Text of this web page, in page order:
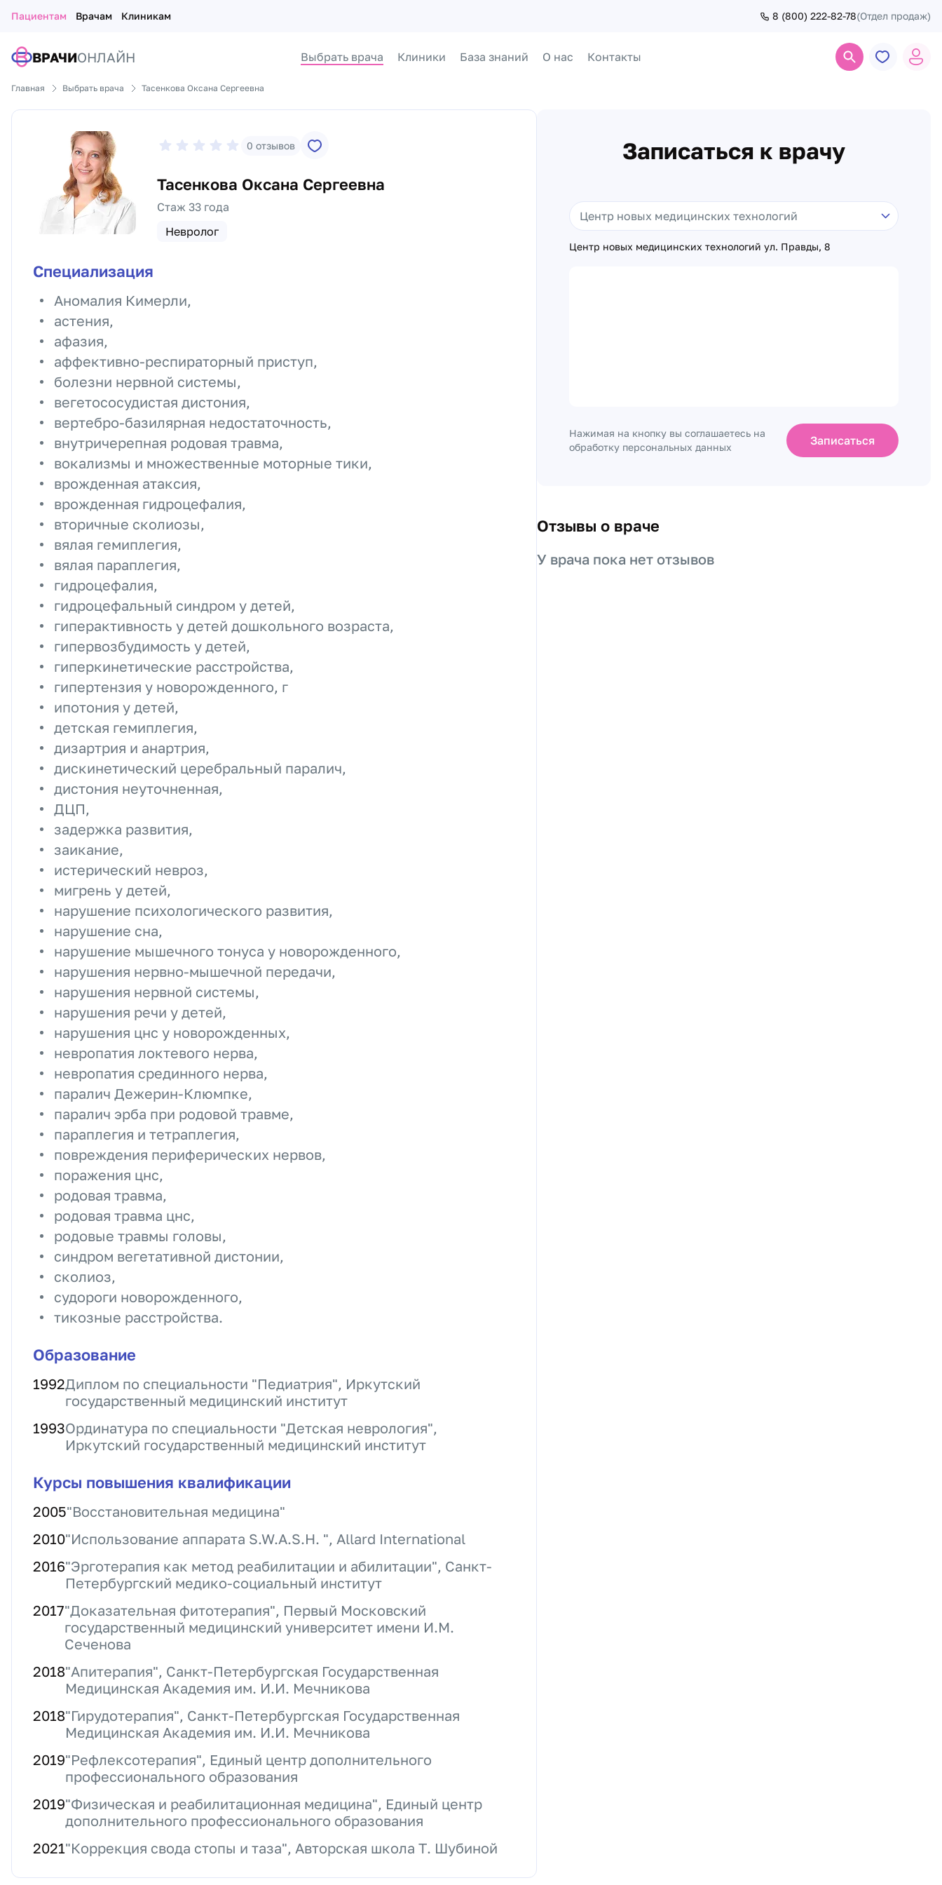
Пациентам Врачам Клиникам 8 (800) 222-82-78(Отдел продаж)
ВРАЧИОНЛАЙН Выбрать врача Клиники База знаний О нас Контакты
Главная Выбрать врача Тасенкова Оксана Сергеевна
0 отзывов
Тасенкова Оксана Сергеевна
Стаж 33 года
Невролог
Специализация
Аномалия Кимерли,
астения,
афазия,
аффективно-респираторный приступ,
болезни нервной системы,
вегетососудистая дистония,
вертебро-базилярная недостаточность,
внутричерепная родовая травма,
вокализмы и множественные моторные тики,
врожденная атаксия,
врожденная гидроцефалия,
вторичные сколиозы,
вялая гемиплегия,
вялая параплегия,
гидроцефалия,
гидроцефальный синдром у детей,
гиперактивность у детей дошкольного возраста,
гипервозбудимость у детей,
гиперкинетические расстройства,
гипертензия у новорожденного, г
ипотония у детей,
детская гемиплегия,
дизартрия и анартрия,
дискинетический церебральный паралич,
дистония неуточненная,
ДЦП,
задержка развития,
заикание,
истерический невроз,
мигрень у детей,
нарушение психологического развития,
нарушение сна,
нарушение мышечного тонуса у новорожденного,
нарушения нервно-мышечной передачи,
нарушения нервной системы,
нарушения речи у детей,
нарушения цнс у новорожденных,
невропатия локтевого нерва,
невропатия срединного нерва,
паралич Дежерин-Клюмпке,
паралич эрба при родовой травме,
параплегия и тетраплегия,
повреждения периферических нервов,
поражения цнс,
родовая травма,
родовая травма цнс,
родовые травмы головы,
синдром вегетативной дистонии,
сколиоз,
судороги новорожденного,
тикозные расстройства.
Образование
1992Диплом по специальности "Педиатрия", Иркутский
государственный медицинский институт
1993Ординатура по специальности "Детская неврология",
Иркутский государственный медицинский институт
Курсы повышения квалификации
2005"Восстановительная медицина"
2010"Использование аппарата S.W.A.S.H. ", Allard International
2016"Эрготерапия как метод реабилитации и абилитации", Санкт-
Петербургский медико-социальный институт
2017"Доказательная фитотерапия", Первый Московский
государственный медицинский университет имени И.М.
Сеченова
2018"Апитерапия", Санкт-Петербургская Государственная
Медицинская Академия им. И.И. Мечникова
2018"Гирудотерапия", Санкт-Петербургская Государственная
Медицинская Академия им. И.И. Мечникова
2019"Рефлексотерапия", Единый центр дополнительного
профессионального образования
2019"Физическая и реабилитационная медицина", Единый центр
дополнительного профессионального образования
2021"Коррекция свода стопы и таза", Авторская школа Т. Шубиной
Записаться к врачу
Центр новых медицинских технологий ул. Правды, 8
Нажимая на кнопку вы соглашаетесь на
обработку персональных данных
Записаться
Отзывы о враче
У врача пока нет отзывов